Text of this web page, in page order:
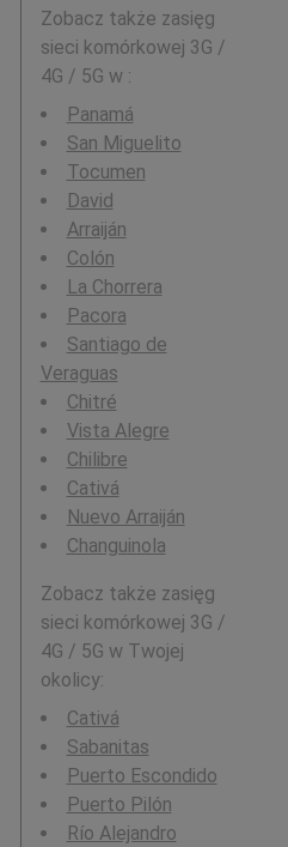
Zobacz także zasięg
sieci komórkowej 3G /
4G / 5G w :
Panamá
San Miguelito
Tocumen
David
Arraiján
Colón
La Chorrera
Pacora
Santiago de
Veraguas
Chitré
Vista Alegre
Chilibre
Cativá
Nuevo Arraiján
Changuinola
Zobacz także zasięg
sieci komórkowej 3G /
4G / 5G w Twojej
okolicy:
Cativá
Sabanitas
Puerto Escondido
Puerto Pilón
Río Alejandro